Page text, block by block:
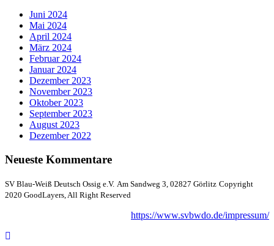
Juni 2024
Mai 2024
April 2024
März 2024
Februar 2024
Januar 2024
Dezember 2023
November 2023
Oktober 2023
September 2023
August 2023
Dezember 2022
Neueste Kommentare
SV Blau-Weiß Deutsch Ossig e.V. Am Sandweg 3, 02827 Görlitz Copyright
2020 GoodLayers, All Right Reserved
https://www.svbwdo.de/impressum/